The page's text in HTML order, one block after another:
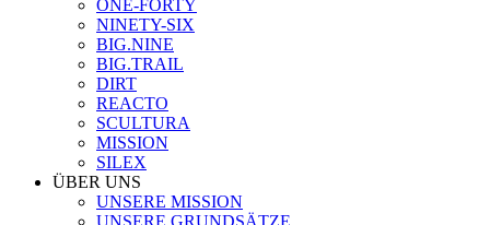
ONE-FORTY
NINETY-SIX
BIG.NINE
BIG.TRAIL
DIRT
REACTO
SCULTURA
MISSION
SILEX
ÜBER UNS
UNSERE MISSION
UNSERE GRUNDSÄTZE